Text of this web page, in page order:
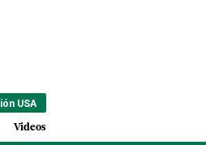
USA
Videos